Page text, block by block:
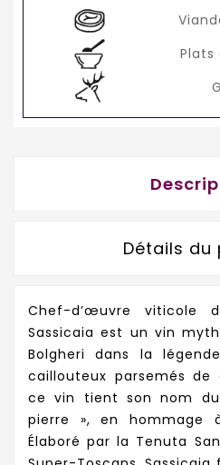
Plats
Détails du
Chef-d’œuvre viticole
Sassicaia est un vin
Bolgheri dans la
caillouteux parsemés
ce vin tient son nom
pierre », en hommage
Élaboré par la Tenuta